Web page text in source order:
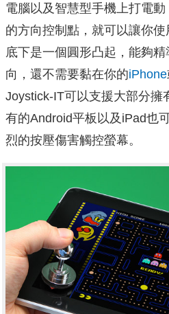
電腦以及智慧型手機上打電
的方向控制點，就可以讓你
底下是一個圓形凸起，能夠
向，還不需要黏在你的iPhone
Joystick-IT可以支援大部分擁
有的Android平板以及iPad也
烈的按壓傷害觸控螢幕。